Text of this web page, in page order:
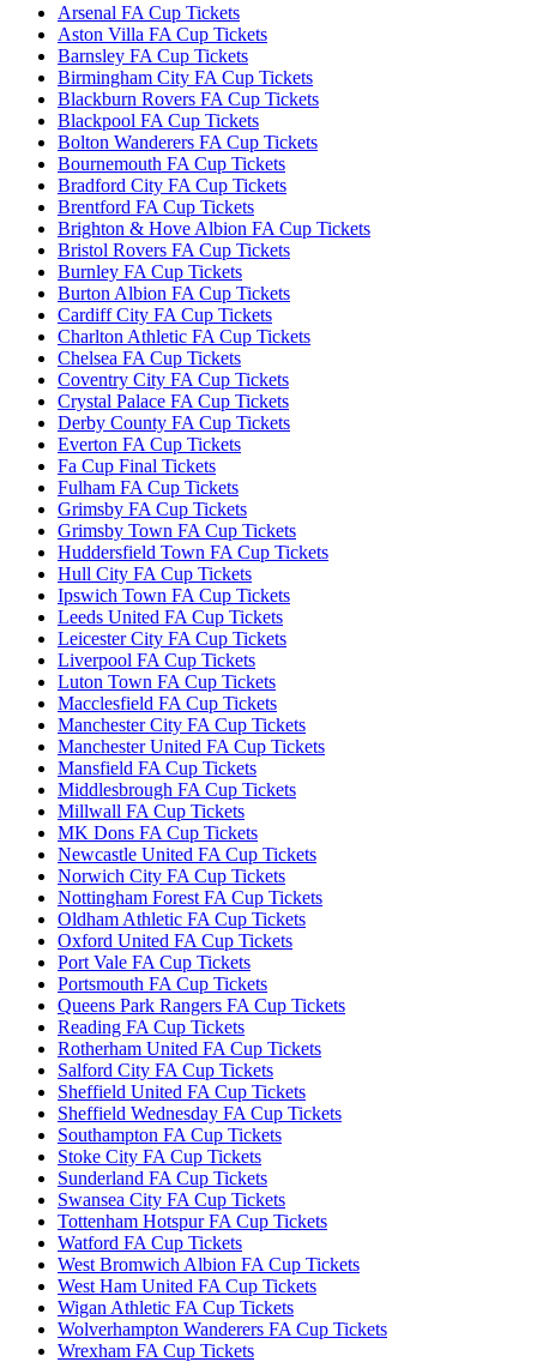
Arsenal FA Cup Tickets
Aston Villa FA Cup Tickets
Barnsley FA Cup Tickets
Birmingham City FA Cup Tickets
Blackburn Rovers FA Cup Tickets
Blackpool FA Cup Tickets
Bolton Wanderers FA Cup Tickets
Bournemouth FA Cup Tickets
Bradford City FA Cup Tickets
Brentford FA Cup Tickets
Brighton & Hove Albion FA Cup Tickets
Bristol Rovers FA Cup Tickets
Burnley FA Cup Tickets
Burton Albion FA Cup Tickets
Cardiff City FA Cup Tickets
Charlton Athletic FA Cup Tickets
Chelsea FA Cup Tickets
Coventry City FA Cup Tickets
Crystal Palace FA Cup Tickets
Derby County FA Cup Tickets
Everton FA Cup Tickets
Fa Cup Final Tickets
Fulham FA Cup Tickets
Grimsby FA Cup Tickets
Grimsby Town FA Cup Tickets
Huddersfield Town FA Cup Tickets
Hull City FA Cup Tickets
Ipswich Town FA Cup Tickets
Leeds United FA Cup Tickets
Leicester City FA Cup Tickets
Liverpool FA Cup Tickets
Luton Town FA Cup Tickets
Macclesfield FA Cup Tickets
Manchester City FA Cup Tickets
Manchester United FA Cup Tickets
Mansfield FA Cup Tickets
Middlesbrough FA Cup Tickets
Millwall FA Cup Tickets
MK Dons FA Cup Tickets
Newcastle United FA Cup Tickets
Norwich City FA Cup Tickets
Nottingham Forest FA Cup Tickets
Oldham Athletic FA Cup Tickets
Oxford United FA Cup Tickets
Port Vale FA Cup Tickets
Portsmouth FA Cup Tickets
Queens Park Rangers FA Cup Tickets
Reading FA Cup Tickets
Rotherham United FA Cup Tickets
Salford City FA Cup Tickets
Sheffield United FA Cup Tickets
Sheffield Wednesday FA Cup Tickets
Southampton FA Cup Tickets
Stoke City FA Cup Tickets
Sunderland FA Cup Tickets
Swansea City FA Cup Tickets
Tottenham Hotspur FA Cup Tickets
Watford FA Cup Tickets
West Bromwich Albion FA Cup Tickets
West Ham United FA Cup Tickets
Wigan Athletic FA Cup Tickets
Wolverhampton Wanderers FA Cup Tickets
Wrexham FA Cup Tickets